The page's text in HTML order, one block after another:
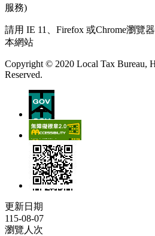
服務)
請用 IE 11、Firefox 或Chrome瀏覽
本網站
Copyright © 2020 Local Tax Bureau,
Reserved.
更新日期
115-08-07
瀏覽人次